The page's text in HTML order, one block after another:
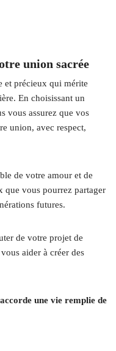
union sacrée
et précieux qui mérite
En choisissant un
vous assurez que vos
union, avec respect,
de votre amour et de
que vous pourrez partager
futures.
de votre projet de
aider à créer des
une vie remplie de